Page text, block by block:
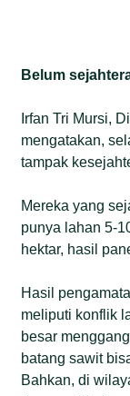
Belum
Irfan Tri Mursi,
mengatakan,
tampak
Mereka yang
punya lahan 5-
hektar, hasil
Hasil
meliputi konflik
besar
batang sawit
Bahkan, di